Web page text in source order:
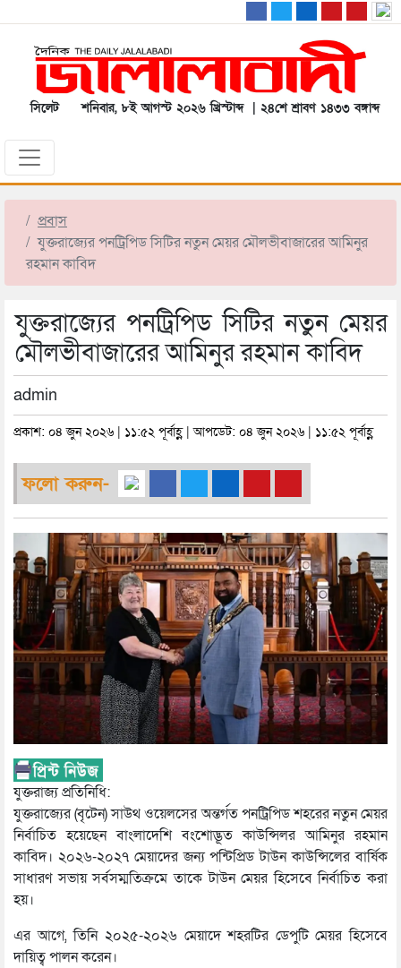
সিলেট শনিবার, ৮ই আগস্ট ২০২৬ খ্রিস্টাব্দ | ২৪শে শ্রাবণ ১৪৩৩ বঙ্গাব্দ
প্রবাস
যুক্তরাজ্যের পনট্রিপিড সিটির নতুন মেয়র মৌলভীবাজারের আমিনুর
রহমান কাবিদ
যুক্তরাজ্যের পনট্রিপিড সিটির নতুন মেয়র
মৌলভীবাজারের আমিনুর রহমান কাবিদ
admin
প্রকাশ: ০৪ জুন ২০২৬ | ১১:৫২ পূর্বাহ্ণ | আপডেট: ০৪ জুন ২০২৬ | ১১:৫২ পূর্বাহ্ণ
ফলো করুন-
যুক্তরাজ্য প্রতিনিধি:
যুক্তরাজ্যের (বৃটেন) সাউথ ওয়েলসের অন্তর্গত পনট্রিপিড শহরের নতুন মেয়র
নির্বাচিত হয়েছেন বাংলাদেশি বংশোদ্ভূত কাউন্সিলর আমিনুর রহমান
কাবিদ। ২০২৬-২০২৭ মেয়াদের জন্য পন্টিপ্রিড টাউন কাউন্সিলের বার্ষিক
সাধারণ সভায় সর্বসম্মতিক্রমে তাকে টাউন মেয়র হিসেবে নির্বাচিত করা
হয়।
এর আগে, তিনি ২০২৫-২০২৬ মেয়াদে শহরটির ডেপুটি মেয়র হিসেবে
দায়িত্ব পালন করেন।